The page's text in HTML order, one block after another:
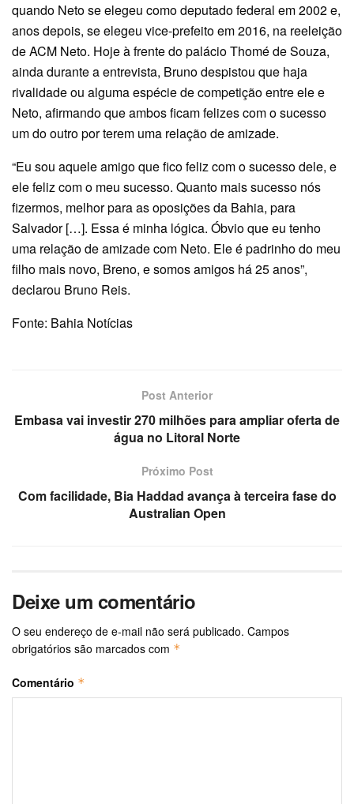
quando Neto se elegeu como deputado federal em 2002 e,
anos depois, se elegeu vice-prefeito em 2016, na reeleição
de ACM Neto. Hoje à frente do palácio Thomé de Souza,
ainda durante a entrevista, Bruno despistou que haja
rivalidade ou alguma espécie de competição entre ele e
Neto, afirmando que ambos ficam felizes com o sucesso
um do outro por terem uma relação de amizade.
“Eu sou aquele amigo que fico feliz com o sucesso dele, e
ele feliz com o meu sucesso. Quanto mais sucesso nós
fizermos, melhor para as oposições da Bahia, para
Salvador […]. Essa é minha lógica. Óbvio que eu tenho
uma relação de amizade com Neto. Ele é padrinho do meu
filho mais novo, Breno, e somos amigos há 25 anos”,
declarou Bruno Reis.
Fonte: Bahia Notícias
Post Anterior
Embasa vai investir 270 milhões para ampliar oferta de
água no Litoral Norte
Próximo Post
Com facilidade, Bia Haddad avança à terceira fase do
Australian Open
Deixe um comentário
O seu endereço de e-mail não será publicado. Campos
obrigatórios são marcados com *
Comentário *